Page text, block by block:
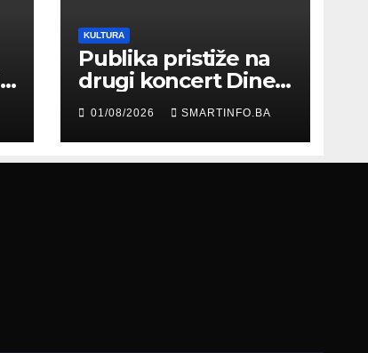
KULTURA
Publika pristiže na
drugi koncert Dine
Merlina na Koševu
01/08/2026 SMARTINFO.BA